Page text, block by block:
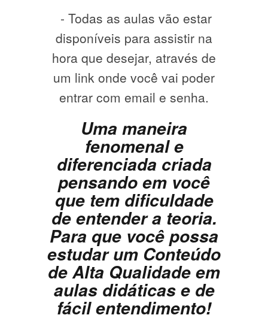
- Todas as aulas vão estar
disponíveis para assistir na
hora que desejar, através de
um link onde você vai poder
entrar com email e senha.
Uma maneira
fenomenal e
diferenciada criada
pensando em você
que tem dificuldade
de entender a teoria.
Para que você possa
estudar um Conteúdo
de Alta Qualidade em
aulas didáticas e de
fácil entendimento!